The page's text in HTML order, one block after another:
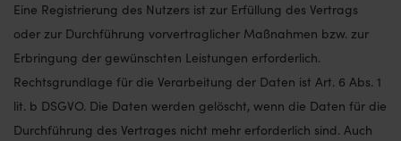
Eine Registrierung des Nutzers ist zur Erfüllung des Vertrags
oder zur Durchführung vorvertraglicher Maßnahmen bzw. zur
Erbringung der gewünschten Leistungen erforderlich.
Rechtsgrundlage für die Verarbeitung der Daten ist Art. 6 Abs. 1
lit. b DSGVO. Die Daten werden gelöscht, wenn die Daten für die
Durchführung des Vertrages nicht mehr erforderlich sind. Auch